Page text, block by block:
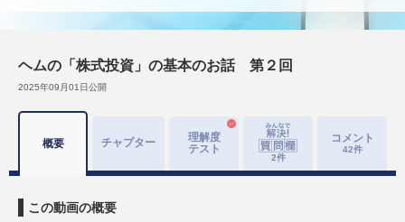
ヘムの「株式投資」の基本のお話 第２回
2025年09月01日公開
概要 チャプター
理解度
テスト
2件
コメント
42件
この動画の概要